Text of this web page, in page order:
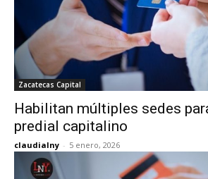
Zacatecas Capital
Habilitan múltiples sedes
predial capitalino
claudialny - 5 enero, 2026